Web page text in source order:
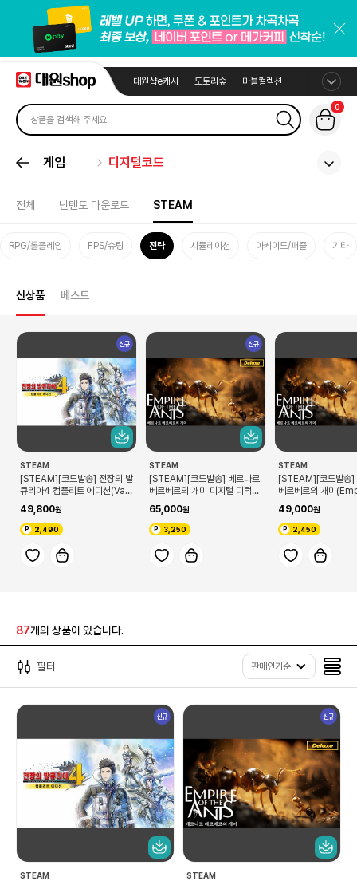
대원샵e캐시 도토리숲 마블컬렉션
0
게임 디지털코드
전체 닌텐도 다운로드 STEAM
RPG/롤플레잉 FPS/슈팅 전략 시뮬레이션 아케이드/퍼즐 기타
신상품 베스트
신규
STEAM
[STEAM][코드발송] 전장의 발
큐리아4 컴플리트 에디션(Valk
te Edition)
49,800
2,490
신규
STEAM
[STEAM][코드발송] 베르나르
베르베르의 개미 디지털 디럭스
Digital Deluxe Edition)
65,000
3,250
STEAM
[STEAM][코드발송]
베르베르의 개미
49,000
2,450
87개의 상품이 있습니다.
필터 판매인기순
신규
STEAM
신규
STEAM